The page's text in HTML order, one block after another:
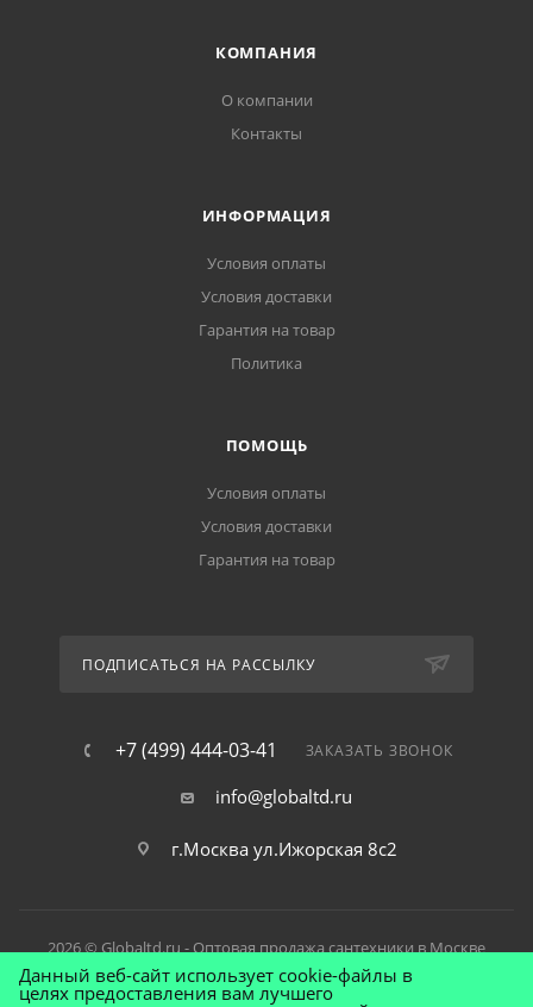
КОМПАНИЯ
О компании
Контакты
ИНФОРМАЦИЯ
Условия оплаты
Условия доставки
Гарантия на товар
Политика
ПОМОЩЬ
Условия оплаты
Условия доставки
Гарантия на товар
ПОДПИСАТЬСЯ НА РАССЫЛКУ
+7 (499) 444-03-41 ЗАКАЗАТЬ ЗВОНОК
info@globaltd.ru
г.Москва ул.Ижорская 8с2
2026 © Globaltd.ru - Оптовая продажа сантехники в Москве
Данный веб-сайт использует cookie-файлы в
целях предоставления вам лучшего